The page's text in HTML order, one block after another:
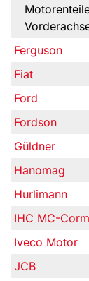
Ferguson
Fiat
Ford
Fordson
Güldner
Hanomag
Hurlimann
IHC MC-
Iveco Motor
JCB